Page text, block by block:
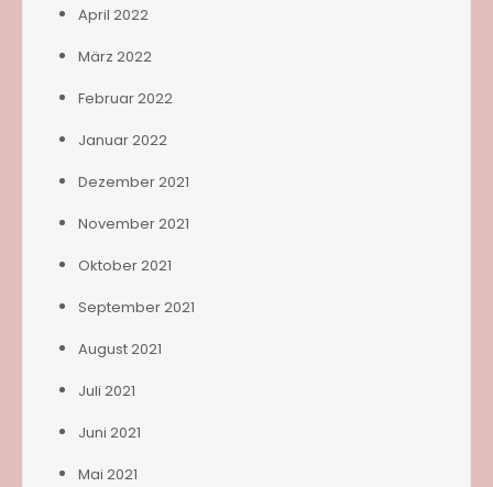
April 2022
März 2022
Februar 2022
Januar 2022
Dezember 2021
November 2021
Oktober 2021
September 2021
August 2021
Juli 2021
Juni 2021
Mai 2021